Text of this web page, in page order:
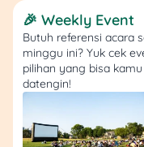
Kelebihan:
tinggi, bisa
menembus
kuat.
:
lebih lambat
melewati
🎉 Weekly Event
Butuh referensi acara
minggu ini? Yuk cek
pilihan yang bisa kamu
datengin!